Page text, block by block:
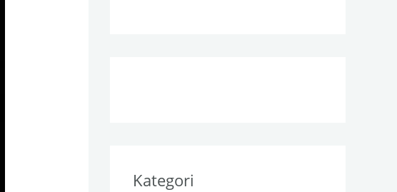
Kategori